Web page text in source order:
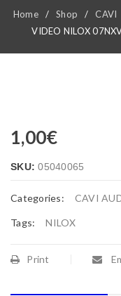
Home / Shop / CAVI
VIDEO NILOX
1,00€
SKU:05040065
Categories: CAVI
Tags: NILOX
Print